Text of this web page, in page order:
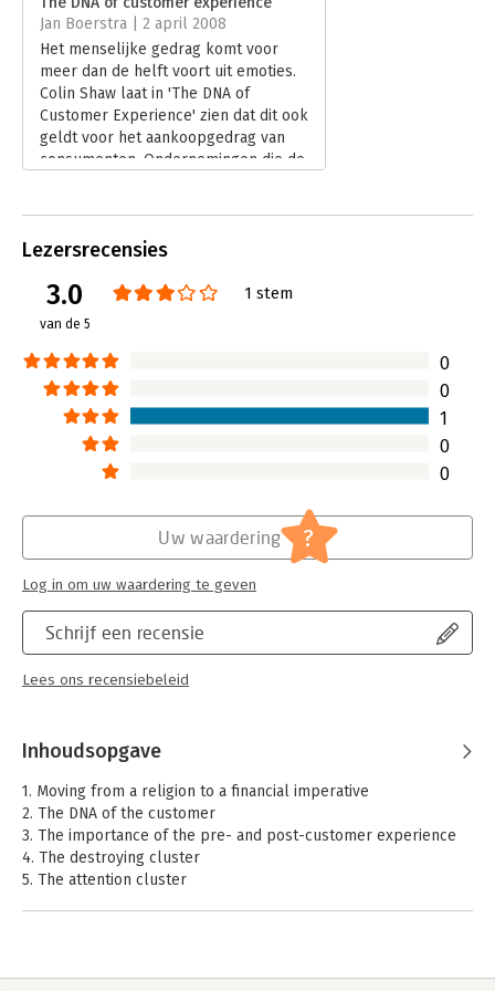
Jan Boerstra | 2 april 2008
Het menselijke gedrag komt voor
meer dan de helft voort uit emoties.
Colin Shaw laat in 'The DNA of
Customer Experience' zien dat dit ook
geldt voor het aankoopgedrag van
consumenten. Ondernemingen die de
omzet en meer trouwe klanten.
Lezersrecensies
3.0
van de 5
1 stem
0
0
1
0
0
Schrijf een recensie
Lees ons recensiebeleid
Uw waardering ?
Log in om uw waardering te geven
Inhoudsopgave
1. Moving from a religion to a financial imperative
2. The DNA of the customer
3. The importance of the pre- and post-customer experience
4. The destroying cluster
5. The attention cluster